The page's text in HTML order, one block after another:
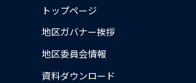
トップページ
地区ガバナー挨拶
地区委員会情報
資料ダウンロード